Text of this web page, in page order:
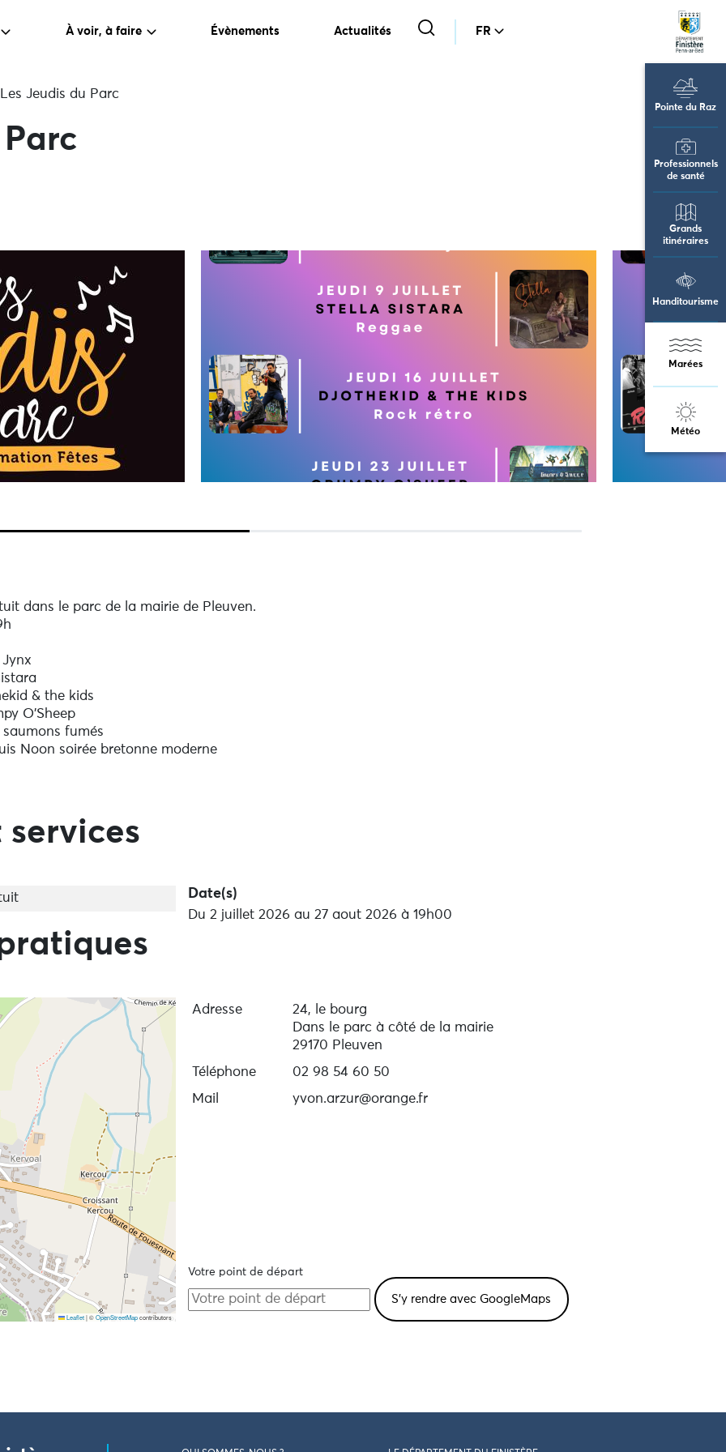
À voir, à faire Évènements Actualités FR
Pointe du Raz
Professionnels
de santé
Grands
itinéraires
Handitourisme
Marées
Météo
Les Jeudis du Parc
dans le parc de la mairie de Pleuven.
& the kids
O'Sheep
fumés
Noon soirée bretonne moderne
Time
services
Date(s)
Du 2 juillet 2026 au 27 aout 2026 à 19h00
Leaflet |©OpenStreetMapcontributors
Adresse
24, le bourg
Dans le parc à côté de la mairie
29170 Pleuven
Téléphone
02 98 54 60 50
Mail
yvon.arzur@orange.fr
Votre point de départ